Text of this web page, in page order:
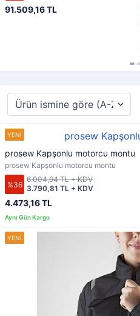
91.509,16 TL
prosew Kapşonlu motorcu montu
prosew Kapşonlu motorcu montu
%36
4.473,16 TL
3.790,81 TL + KDV
6.004,94 TL + KDV